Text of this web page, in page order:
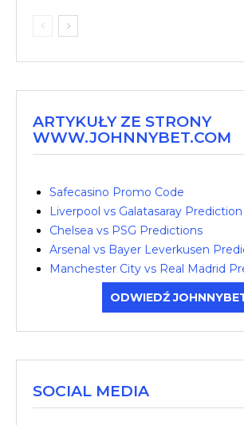
ARTYKUŁY ZE STRONY
WWW.JOHNNYBET.COM
Safecasino Promo Code
Liverpool vs Galatasaray Prediction
Chelsea vs PSG Predictions
Arsenal vs Bayer Leverkusen
Manchester City vs Real Madrid
ODWIEDŹ
SOCIAL MEDIA